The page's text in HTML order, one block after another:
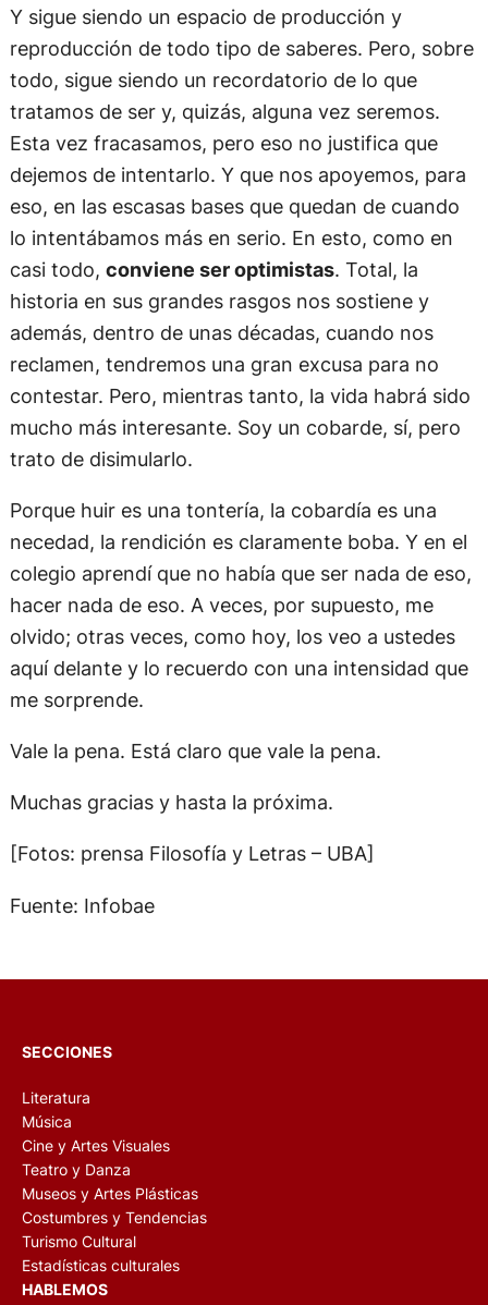
Y sigue siendo un espacio de producción y
reproducción de todo tipo de saberes. Pero, sobre
todo, sigue siendo un recordatorio de lo que
tratamos de ser y, quizás, alguna vez seremos.
Esta vez fracasamos, pero eso no justifica que
dejemos de intentarlo. Y que nos apoyemos, para
eso, en las escasas bases que quedan de cuando
lo intentábamos más en serio. En esto, como en
casi todo, conviene ser optimistas. Total, la
historia en sus grandes rasgos nos sostiene y
además, dentro de unas décadas, cuando nos
reclamen, tendremos una gran excusa para no
contestar. Pero, mientras tanto, la vida habrá sido
mucho más interesante. Soy un cobarde, sí, pero
trato de disimularlo.
Porque huir es una tontería, la cobardía es una
necedad, la rendición es claramente boba. Y en el
colegio aprendí que no había que ser nada de eso,
hacer nada de eso. A veces, por supuesto, me
olvido; otras veces, como hoy, los veo a ustedes
aquí delante y lo recuerdo con una intensidad que
me sorprende.
Vale la pena. Está claro que vale la pena.
Muchas gracias y hasta la próxima.
[Fotos: prensa Filosofía y Letras – UBA]
Fuente: Infobae
SECCIONES
Literatura
Música
Cine y Artes Visuales
Teatro y Danza
Museos y Artes Plásticas
Costumbres y Tendencias
Turismo Cultural
Estadísticas culturales
HABLEMOS